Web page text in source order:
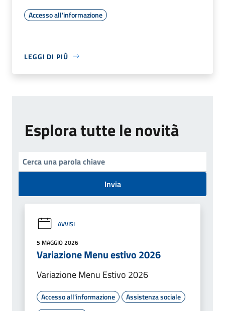
Accesso all'informazione
LEGGI DI PIÙ
Esplora tutte le novità
Invia
AVVISI
5 MAGGIO 2026
Variazione Menu estivo 2026
Variazione Menu Estivo 2026
Accesso all'informazione
Assistenza sociale